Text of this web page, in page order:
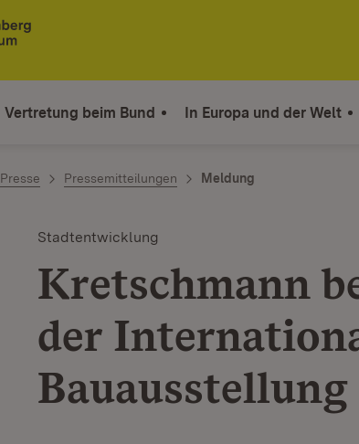
Vertretung beim Bund In Europa und der Welt
Presse Pressemitteilungen Meldung
Stadtentwicklung
Kretschmann
der